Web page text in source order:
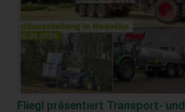
Fliegl präsentiert Transport- und